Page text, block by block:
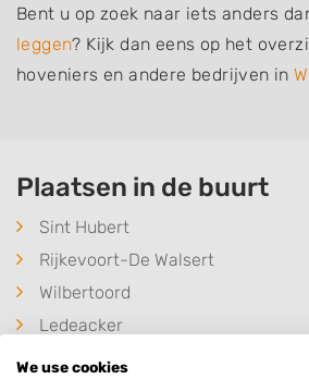
Bent u op zoek naar iets anders
leggen? Kijk dan eens op het
hoveniers en andere bedrijven in
Plaatsen in de buurt
Sint Hubert
Rijkevoort-De Walsert
Wilbertoord
Ledeacker
We use cookies